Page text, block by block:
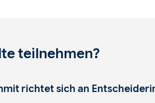
teilnehmen?
richtet sich an